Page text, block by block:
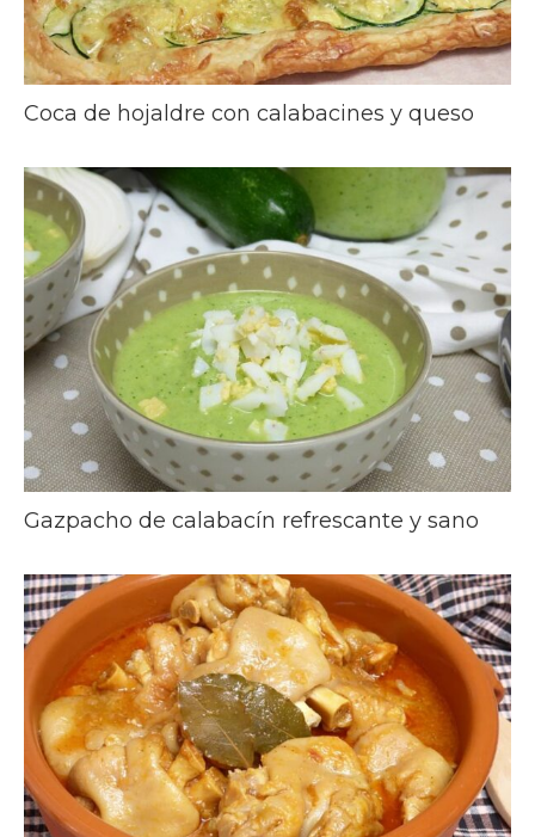
Coca de hojaldre con calabacines y queso
Gazpacho de calabacín refrescante y sano